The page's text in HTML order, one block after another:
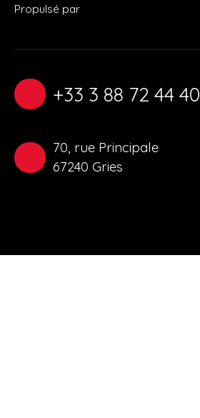
Propulsé par
+33 3 88 72 44 40
70, rue Principale
67240 Gries